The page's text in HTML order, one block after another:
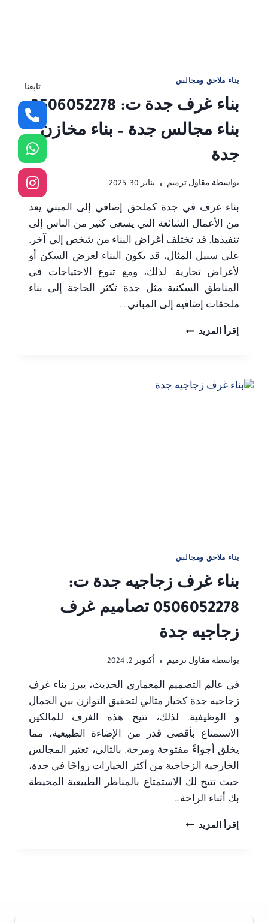
بناء ملاحق ومجالس
بناء غرف جدة ت: 0506052278
بناء مجالس جدة – بناء مخازن
جدة
بواسطة مقاول ترميم يناير 30, 2025
بناء غرف في جدة كملحق إضافي إلى المبني يعد
من الأعمال الشائعة التي يسعى كثير من الناس إلى
تنفيذها. قد تختلف أغراض البناء من شخص إلى آخر.
على سبيل المثال، قد يكون البناء لغرض السكن أو
لأغراض تجارية. لذلك، ومع تنوع الاحتياجات في
المناطق السكنية مثل جدة تكثر الحاجة إلى بناء
ملحقات إضافية إلى المباني….
إقرأ المزيد بناء
0506052278
بناء
بناء ملاحق ومجالس
بناء غرف زجاجيه جدة ت:
0506052278 تصاميم غرف
زجاجيه جدة
بواسطة مقاول ترميم أكتوبر 2, 2024
في عالم التصميم المعماري الحديث، يبرز بناء غرف
زجاجيه جدة كخيار مثالي لتحقيق التوازن بين الجمال
و الوظيفية. لذلك، تتيح هذه الغرف للمالكين
الاستمتاع بأقصى قدر من الإضاءة الطبيعية، مما
يخلق أجواءً مفتوحة ومرحة. بالتالي، تعتبر المجالس
الخارجية الزجاجية من أكثر الخيارات رواجًا في جدة،
حيث تتيح لك الاستمتاع بالمناظر الطبيعية المحيطة
بك أثناء الراحة…
إقرأ المزيد بناء
تابعنا